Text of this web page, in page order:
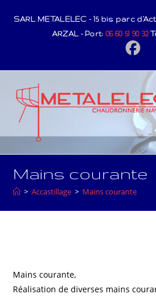
SARL METALELEC - 15 bis parc
ARZAL - Port: 06 60 51 90 32
Mains courante
> Accastillage > Mains courante
Mains courante,
Réalisation de diverses mains